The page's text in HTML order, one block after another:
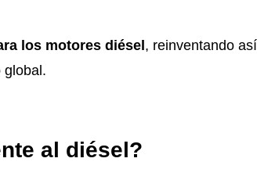
los motores diésel , reinventando así
global.
al diésel?